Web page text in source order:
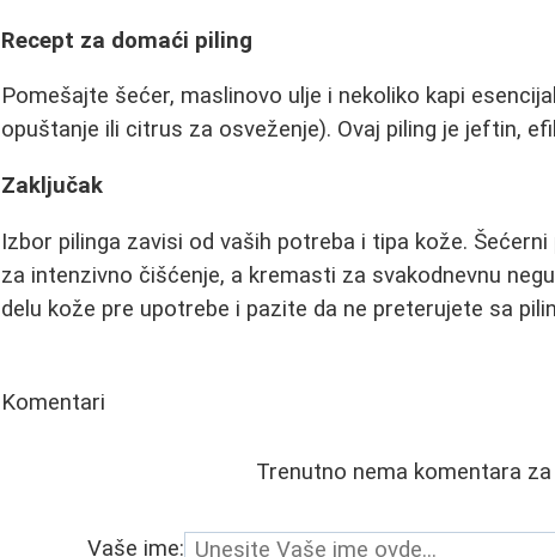
Recept za domaći piling
Pomešajte šećer, maslinovo ulje i nekoliko kapi
opuštanje ili citrus za osveženje). Ovaj piling je jeftin,
Zaključak
Izbor pilinga zavisi od vaših potreba i tipa kože.
za intenzivno čišćenje, a kremasti za svakodnevnu
delu kože pre upotrebe i pazite da ne preterujete sa
Komentari
Trenutno nema komentara za
Vaše ime: